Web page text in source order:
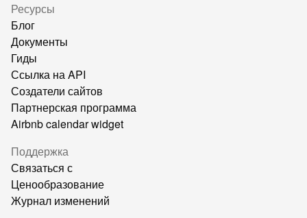
Ресурсы
Блог
Документы
Гиды
Ссылка на API
Создатели сайтов
Партнерская программа
Airbnb calendar widget
Поддержка
Связаться с
Ценообразование
Журнал изменений